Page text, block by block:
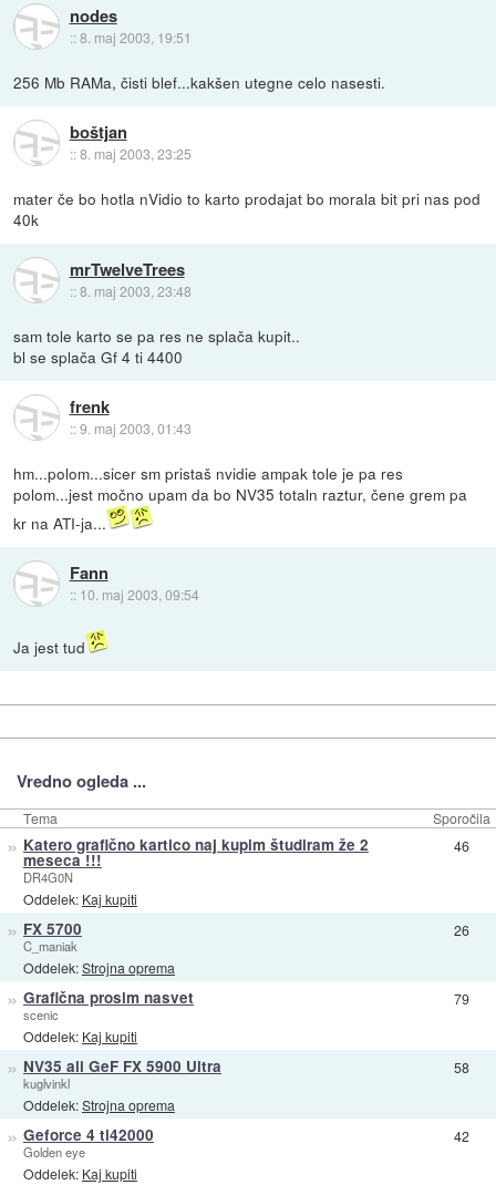
nodes
::8. maj 2003, 19:51
256 Mb RAMa, čisti blef...kakšen utegne celo nasesti.
boštjan
::8. maj 2003, 23:25
mater če bo hotla nVidio to karto prodajat bo morala bit pri nas pod
40k
mrTwelveTrees
::8. maj 2003, 23:48
sam tole karto se pa res ne splača kupit..
bl se splača Gf 4 ti 4400
frenk
::9. maj 2003, 01:43
hm...polom...sicer sm pristaš nvidie ampak tole je pa res
polom...jest močno upam da bo NV35 totaln raztur, čene grem pa
kr na ATI-ja...
Fann
:: 10. maj 2003, 09:54
Ja jest tud
Vredno ogleda ...
Tema Sporočila
» Katero grafično kartico naj kupim študiram že 2
meseca !!!
DR4G0N
Oddelek: Kaj kupiti
46
» FX 5700
C_maniak
Oddelek:Strojna oprema
26
» Grafična prosim nasvet
scenic
Oddelek: Kaj kupiti
79
» NV35 ali GeF FX 5900 Ultra
kuglvinkl
Oddelek:Strojna oprema
58
» Geforce 4 ti42000
Golden eye
Oddelek: Kaj kupiti
42